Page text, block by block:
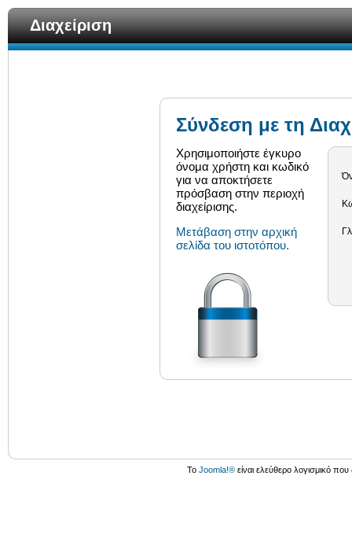
Διαχείριση
Σύνδεση με τη
Χρησιμοποιήστε έγκυρο
όνομα χρήστη και κωδικό
για να αποκτήσετε
πρόσβαση στην περιοχή
διαχείρισης.
Μετάβαση στην αρχική
σελίδα του ιστοτόπου.
Το Joomla!® είναι ελεύθερο λογισμικό